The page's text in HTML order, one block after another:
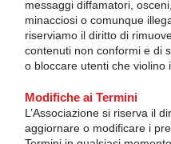
messaggi diffamatori,
minacciosi o comunque
riserviamo il diritto di
contenuti non conformi e di
o bloccare utenti che violino i
Modifiche ai Termini
L’Associazione si riserva il
aggiornare o modificare i